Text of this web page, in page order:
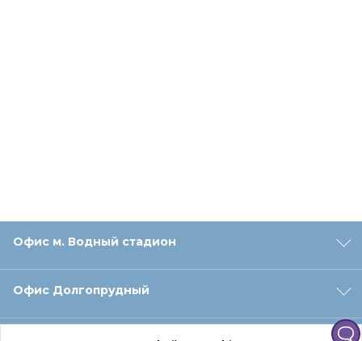
Офис м. Водный стадион
Офис Долгопрудный